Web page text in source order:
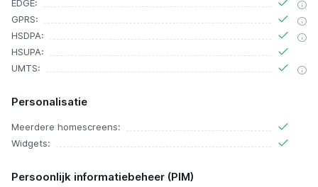
EDGE:
GPRS:
HSDPA:
HSUPA:
UMTS:
Personalisatie
Meerdere homescreens:
Widgets:
Persoonlijk informatiebeheer (PIM)